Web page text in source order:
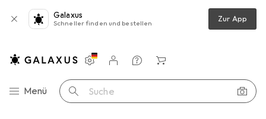
Galaxus
Schneller finden und bestellen Zur App
Navigation nach Kategorien
Menü Suche
Einstellungen
Kundenkonto
Vergleichslisten
Merklisten
Warenkorb